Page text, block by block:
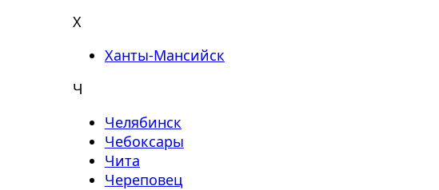
Х
Ханты-Мансийск
Ч
Челябинск
Чебоксары
Чита
Череповец